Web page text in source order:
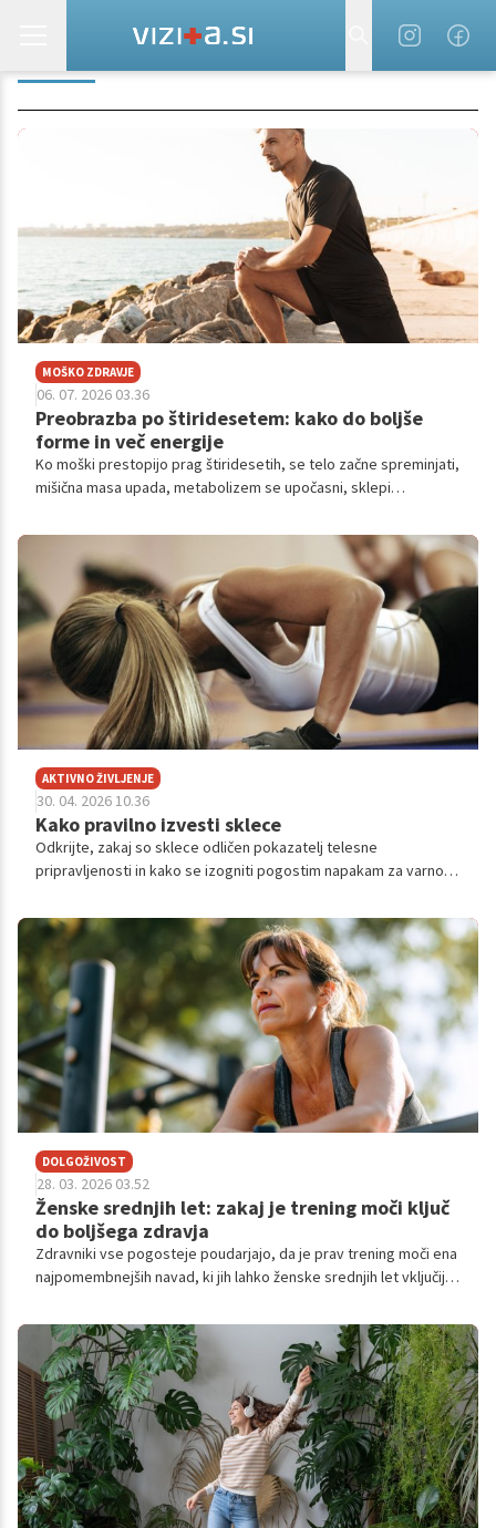
MOŠKO ZDRAVJE
06. 07. 2026 03.36
Preobrazba po štiridesetem: kako do boljše
forme in več energije
Ko moški prestopijo prag štiridesetih, se telo začne spreminjati,
mišična masa upada, metabolizem se upočasni, sklepi
AKTIVNO ŽIVLJENJE
30. 04. 2026 10.36
Kako pravilno izvesti sklece
Odkrijte, zakaj so sklece odličen pokazatelj telesne
pripravljenosti in kako se izogniti pogostim napakam za varno
DOLGOŽIVOST
28. 03. 2026 03.52
Ženske srednjih let: zakaj je trening moči ključ
do boljšega zdravja
Zdravniki vse pogosteje poudarjajo, da je prav trening moči ena
najpomembnejših navad, ki jih lahko ženske srednjih let vključijo
dolgoročno ohranja ali izgublja.